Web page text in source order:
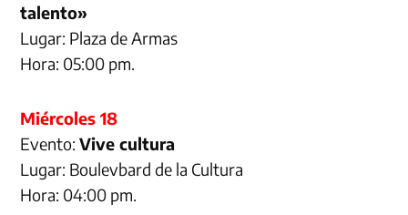
talento»
Lugar: Plaza de Armas
Hora: 05:00 pm.
Miércoles 18
Evento:Vive cultura
Lugar: Boulevbard de la Cultura
Hora: 04:00 pm.